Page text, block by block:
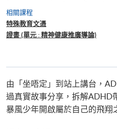
相關課程
特殊教育文憑
證書 (單元 : 精神健康推廣導論)
由「坐唔定」到站上講台，
過真實故事分享，拆解ADHD
暴風少年開啟屬於自己的飛翔